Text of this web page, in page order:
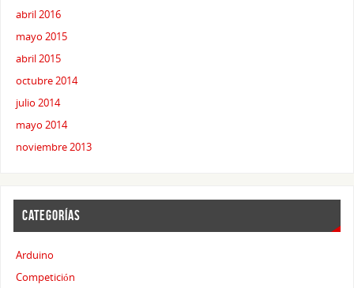
abril 2016
mayo 2015
abril 2015
octubre 2014
julio 2014
mayo 2014
noviembre 2013
CATEGORÍAS
Arduino
Competición